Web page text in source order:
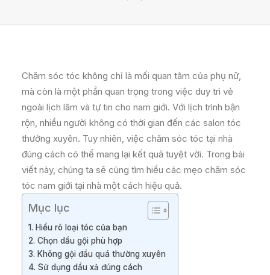
Chăm sóc tóc không chỉ là mối quan tâm của phụ nữ,
mà còn là một phần quan trọng trong việc duy trì vẻ
ngoài lịch lãm và tự tin cho nam giới. Với lịch trình bận
rộn, nhiều người không có thời gian đến các salon tóc
thường xuyên. Tuy nhiên, việc chăm sóc tóc tại nhà
đúng cách có thể mang lại kết quả tuyệt vời. Trong bài
viết này, chúng ta sẽ cùng tìm hiểu các mẹo chăm sóc
tóc nam giới tại nhà một cách hiệu quả.
Mục lục
1. Hiểu rõ loại tóc của bạn
2. Chọn dầu gội phù hợp
3. Không gội đầu quá thường xuyên
4. Sử dụng dầu xả đúng cách